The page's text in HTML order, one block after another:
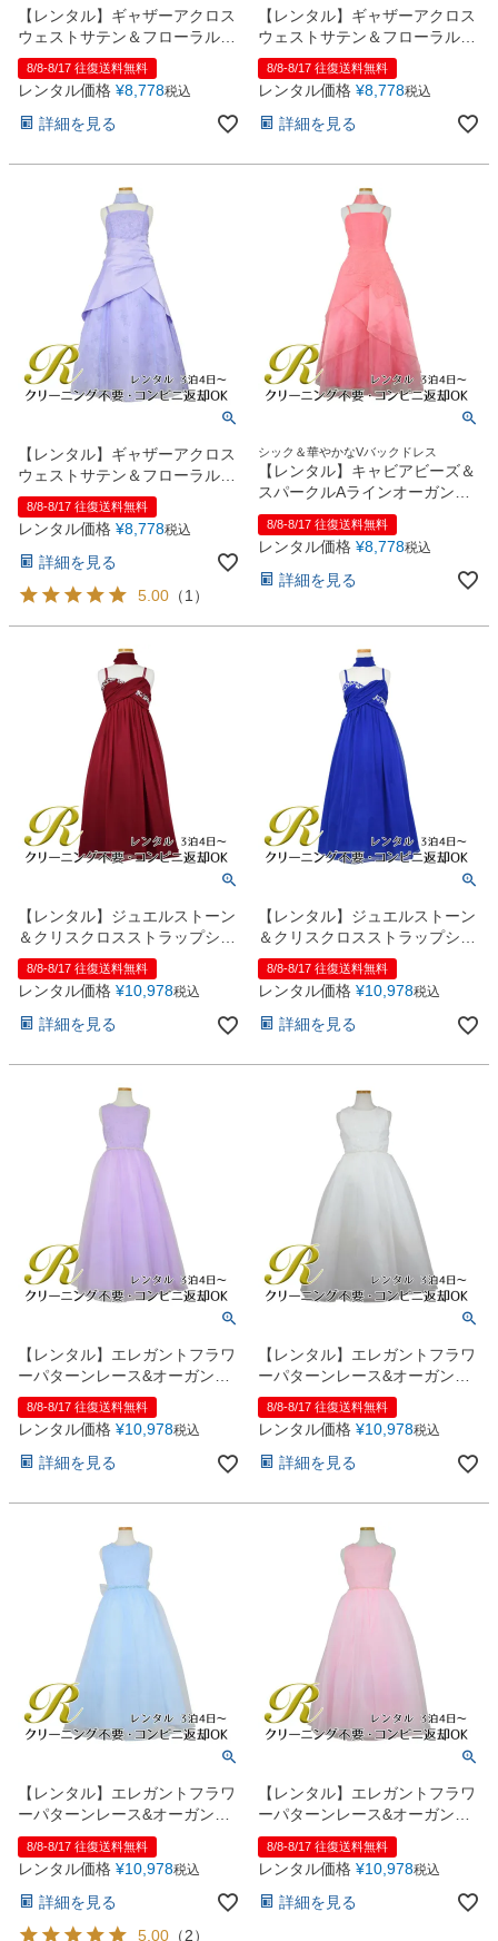
【レンタル】ギャザーアクロス
ウェストサテン＆フローラルオ
ーガンジードレス(HC1232)ク
ローバー
8/8-8/17 往復送料無料
レンタル価格 ¥8,778税込
詳細を見る
【レンタル】ギャザーアクロス
ウェストサテン＆フローラルオ
ーガンジードレス(HC1232)ホ
ワイト
8/8-8/17 往復送料無料
レンタル価格 ¥8,778税込
詳細を見る
【レンタル】ギャザーアクロス
ウェストサテン＆フローラルオ
ーガンジードレス(HC1232)ラ
イラック
8/8-8/17 往復送料無料
レンタル価格 ¥8,778税込
詳細を見る
5.00 （1 ）
シック＆華やかなVバックドレス
【レンタル】キャビアビーズ＆
スパークルAラインオーガンジ
ードレス(HC2007)コーラル
8/8-8/17 往復送料無料
レンタル価格 ¥8,778税込
詳細を見る
【レンタル】ジュエルストーン
＆クリスクロスストラップシフ
ォンドレス(JK3556)バーガンデ
ィー
8/8-8/17 往復送料無料
レンタル価格 ¥10,978税込
詳細を見る
【レンタル】ジュエルストーン
＆クリスクロスストラップシフ
ォンドレス(JK3556)ロイヤルブ
ルー
8/8-8/17 往復送料無料
レンタル価格 ¥10,978税込
詳細を見る
【レンタル】エレガントフラワ
ーパターンレース&オーガンジ
ーロングドレス(JK3580)ラベン
ダー
8/8-8/17 往復送料無料
レンタル価格 ¥10,978税込
詳細を見る
【レンタル】エレガントフラワ
ーパターンレース&オーガンジ
ーロングドレス(JK3580)アイボ
リー
8/8-8/17 往復送料無料
レンタル価格 ¥10,978税込
詳細を見る
【レンタル】エレガントフラワ
ーパターンレース&オーガンジ
ーロングドレス(JK3580)ブルー
8/8-8/17 往復送料無料
レンタル価格 ¥10,978税込
詳細を見る
5.00 （2）
【レンタル】エレガントフラワ
ーパターンレース&オーガンジ
ーロングドレス(JK3580)ピンク
8/8-8/17 往復送料無料
レンタル価格 ¥10,978税込
詳細を見る